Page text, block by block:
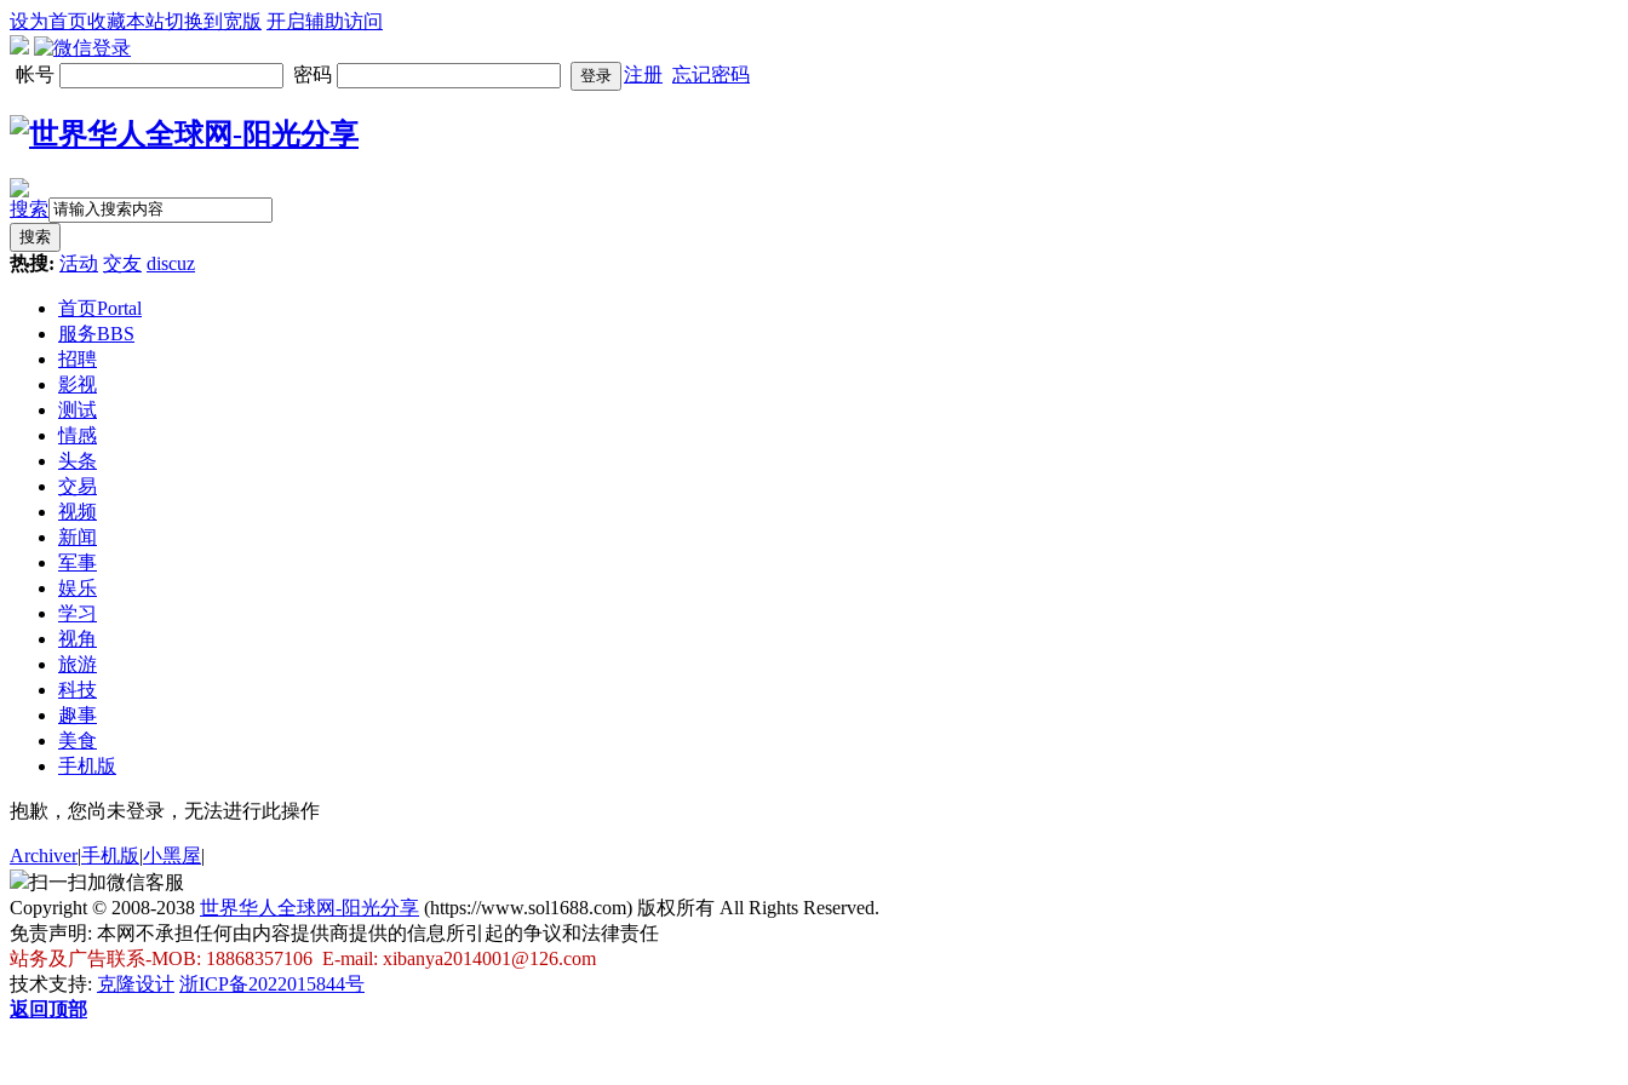
设为首页收藏本站切换到宽版 开启辅助访问
帐号 密码 登录 注册 忘记密码
搜索
搜索
热搜: 活动 交友 discuz
首页Portal
服务BBS
招聘
影视
测试
情感
头条
交易
视频
新闻
军事
娱乐
学习
视角
旅游
科技
趣事
美食
手机版
抱歉，您尚未登录，无法进行此操作
Archiver|手机版|小黑屋|
扫一扫加微信客服
Copyright © 2008-2038 世界华人全球网-阳光分享 (https://www.sol1688.com) 版权所有 All Rights Reserved.
免责声明: 本网不承担任何由内容提供商提供的信息所引起的争议和法律责任
站务及广告联系-MOB: 18868357106 E-mail: xibanya2014001@126.com
技术支持: 克隆设计 浙ICP备2022015844号
返回顶部